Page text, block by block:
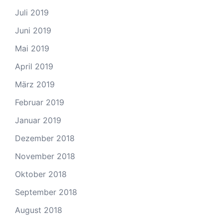
Juli 2019
Juni 2019
Mai 2019
April 2019
März 2019
Februar 2019
Januar 2019
Dezember 2018
November 2018
Oktober 2018
September 2018
August 2018